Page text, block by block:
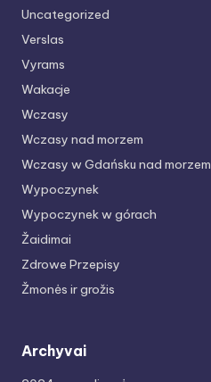
Uncategorized
Verslas
Vyrams
Wakacje
Wczasy
Wczasy nad morzem
Wczasy w Gdańsku nad morzem
Wypoczynek
Wypoczynek w górach
Žaidimai
Zdrowe Przepisy
Žmonės ir grožis
Archyvai